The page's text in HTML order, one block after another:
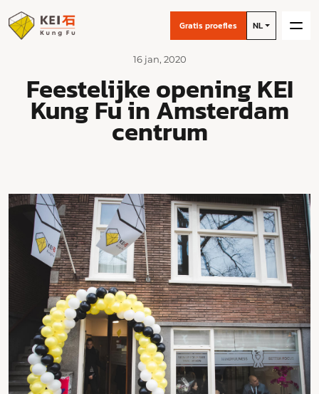
Gratis proefles NL
16 jan, 2020
Feestelijke opening KEI
Kung Fu in Amsterdam
centrum